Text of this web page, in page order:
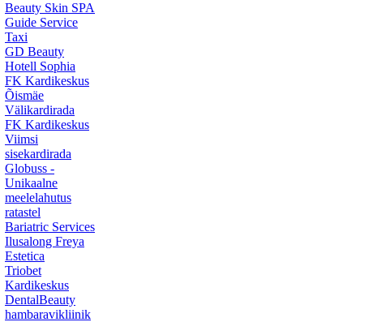
Beauty Skin SPA
Guide Service
Taxi
GD Beauty
Hotell Sophia
FK Kardikeskus
Õismäe
Välikardirada
FK Kardikeskus
Viimsi
sisekardirada
Globuss -
Unikaalne
meelelahutus
ratastel
Bariatric Services
Ilusalong Freya
Estetica
Triobet
Kardikeskus
DentalBeauty
hambaravikliinik